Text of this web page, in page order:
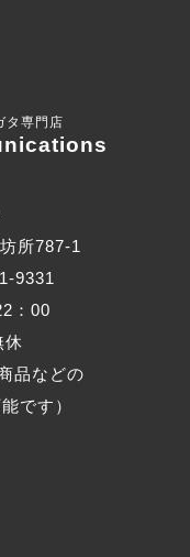
タ専門店
所787-1
9331
：00
休
品などの
です）